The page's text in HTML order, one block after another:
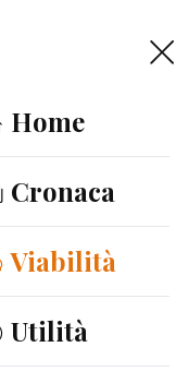
DI MANO:
Home
Cronaca
Viabilità
Utilità